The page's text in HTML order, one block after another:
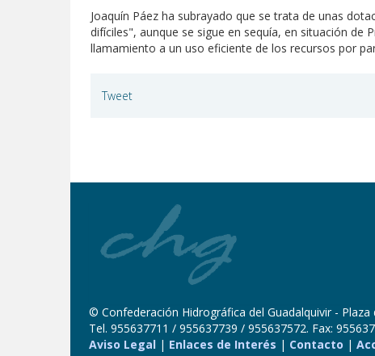
Joaquín Páez ha subrayado que se trata de unas
difíciles", aunque se sigue en sequía, en situación de
llamamiento a un uso eficiente de los recursos por
Tweet
© Confederación Hidrográfica del Guadalquivir - Plaza
Tel. 955637711 / 955637739 / 955637572. Fax:
Aviso Legal | Enlaces de Interés | Contacto |